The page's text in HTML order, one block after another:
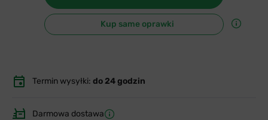
Kup same oprawki
Termin wysyłki: do 24 godzin
Darmowa dostawa